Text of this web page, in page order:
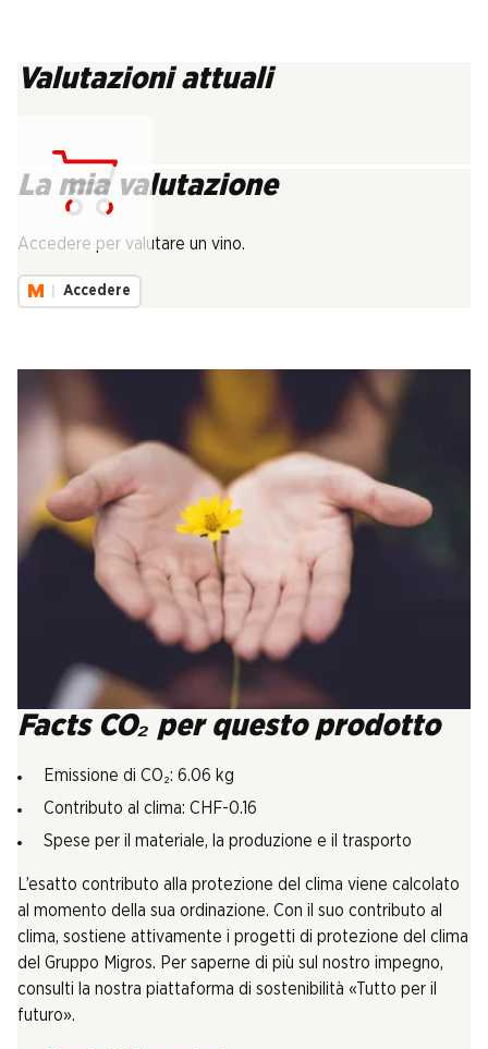
Valutazioni attuali
La mia valutazione
Accedere per valutare un vino.
Accedere
Facts CO₂ per questo prodotto
Emissione di CO₂: 6.06 kg
Contributo al clima: CHF-0.16
Spese per il materiale, la produzione e il trasporto
L’esatto contributo alla protezione del clima viene calcolato
al momento della sua ordinazione. Con il suo contributo al
clima, sostiene attivamente i progetti di protezione del clima
del Gruppo Migros. Per saperne di più sul nostro impegno,
consulti la nostra piattaforma di sostenibilità «Tutto per il
futuro».